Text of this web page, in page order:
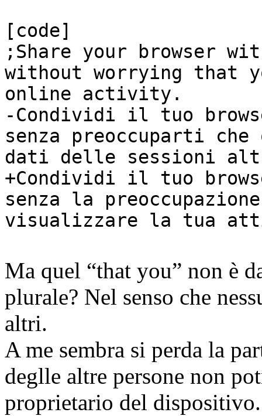
[code]
;Share your browser
without worrying that
online activity.
-Condividi il tuo
senza preoccuparti
dati delle sessioni
+Condividi il tuo
senza la
visualizzare la tua
Ma quel “that you” non è
plurale? Nel senso che
altri.
A me sembra si perda la
deglle altre persone non
proprietario del dispositivo.